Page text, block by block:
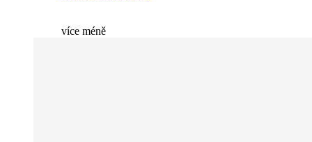
více méně